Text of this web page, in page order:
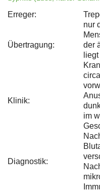
Erreger:
Übertragung:
nur
der
Klinik:
im
Diagnostik: